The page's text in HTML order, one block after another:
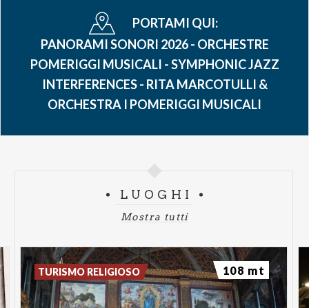
PORTAMI QUI:
PANORAMI SONORI 2026 - ORCHESTRE
POMERIGGI MUSICALI - SYMPHONIC JAZZ
INTERFERENCES - RITA MARCOTULLI &
ORCHESTRA I POMERIGGI MUSICALI
LUOGHI
Mostra tutti
TURISMO RELIGIOSO 108 mt